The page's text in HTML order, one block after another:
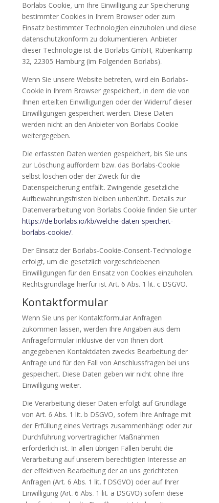
Borlabs Cookie, um Ihre Einwilligung zur Speicherung
bestimmter Cookies in Ihrem Browser oder zum
Einsatz bestimmter Technologien einzuholen und diese
datenschutzkonform zu dokumentieren. Anbieter
dieser Technologie ist die Borlabs GmbH, Rübenkamp
32, 22305 Hamburg (im Folgenden Borlabs).
Wenn Sie unsere Website betreten, wird ein Borlabs-
Cookie in Ihrem Browser gespeichert, in dem die von
Ihnen erteilten Einwilligungen oder der Widerruf dieser
Einwilligungen gespeichert werden. Diese Daten
werden nicht an den Anbieter von Borlabs Cookie
weitergegeben.
Die erfassten Daten werden gespeichert, bis Sie uns
zur Löschung auffordern bzw. das Borlabs-Cookie
selbst löschen oder der Zweck für die
Datenspeicherung entfällt. Zwingende gesetzliche
Aufbewahrungsfristen bleiben unberührt. Details zur
Datenverarbeitung von Borlabs Cookie finden Sie unter
https://de.borlabs.io/kb/welche-daten-speichert-
borlabs-cookie/.
Der Einsatz der Borlabs-Cookie-Consent-Technologie
erfolgt, um die gesetzlich vorgeschriebenen
Einwilligungen für den Einsatz von Cookies einzuholen.
Rechtsgrundlage hierfür ist Art. 6 Abs. 1 lit. c DSGVO.
Kontaktformular
Wenn Sie uns per Kontaktformular Anfragen
zukommen lassen, werden Ihre Angaben aus dem
Anfrageformular inklusive der von Ihnen dort
angegebenen Kontaktdaten zwecks Bearbeitung der
Anfrage und für den Fall von Anschlussfragen bei uns
gespeichert. Diese Daten geben wir nicht ohne Ihre
Einwilligung weiter.
Die Verarbeitung dieser Daten erfolgt auf Grundlage
von Art. 6 Abs. 1 lit. b DSGVO, sofern Ihre Anfrage mit
der Erfüllung eines Vertrags zusammenhängt oder zur
Durchführung vorvertraglicher Maßnahmen
erforderlich ist. In allen übrigen Fällen beruht die
Verarbeitung auf unserem berechtigten Interesse an
der effektiven Bearbeitung der an uns gerichteten
Anfragen (Art. 6 Abs. 1 lit. f DSGVO) oder auf Ihrer
Einwilligung (Art. 6 Abs. 1 lit. a DSGVO) sofern diese